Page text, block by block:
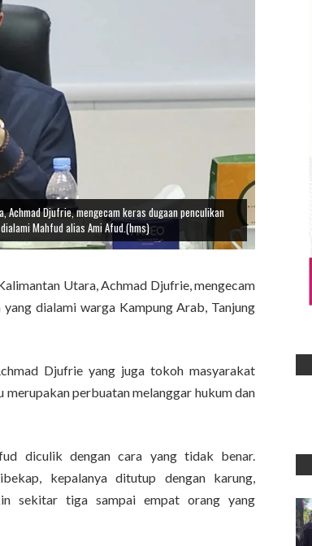
Achmad Djufrie, mengecam keras dugaan penculikan
Mahfud alias Ami Afud.(hms)
Utara,Achmad Djufrie, mengecam
dialami warga Kampung Arab, Tanjung
Djufrie yang juga tokoh masyarakat
perbuatan melanggar hukum dan
diculik dengan cara yang tidak benar.
kepalanya ditutup dengan karung,
sekitar tiga sampai empat orang yang